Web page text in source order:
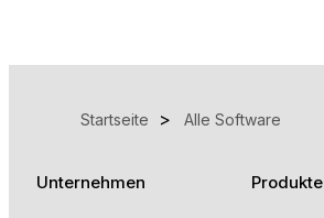
Startseite Alle Software
Unternehmen Produkte